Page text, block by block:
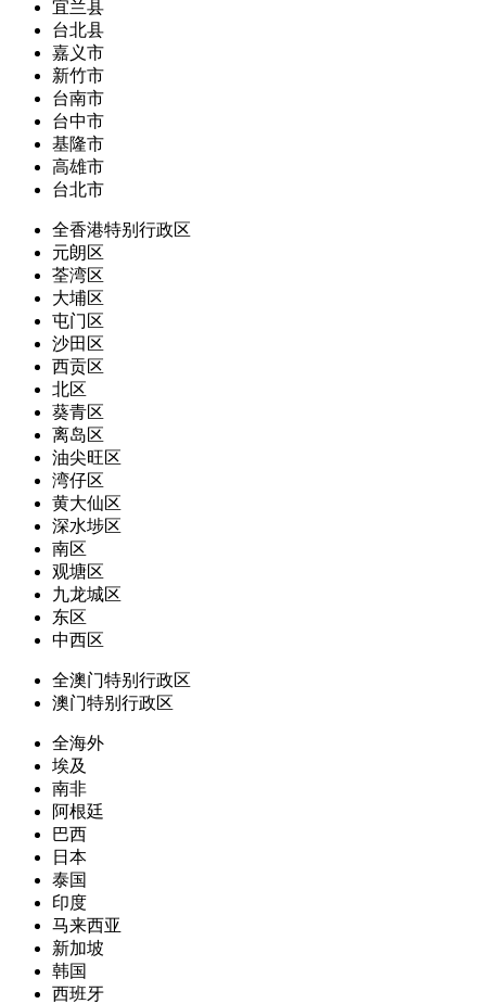
宜兰县
台北县
嘉义市
新竹市
台南市
台中市
基隆市
高雄市
台北市
全香港特别行政区
元朗区
荃湾区
大埔区
屯门区
沙田区
西贡区
北区
葵青区
离岛区
油尖旺区
湾仔区
黄大仙区
深水埗区
南区
观塘区
九龙城区
东区
中西区
全澳门特别行政区
澳门特别行政区
全海外
埃及
南非
阿根廷
巴西
日本
泰国
印度
马来西亚
新加坡
韩国
西班牙